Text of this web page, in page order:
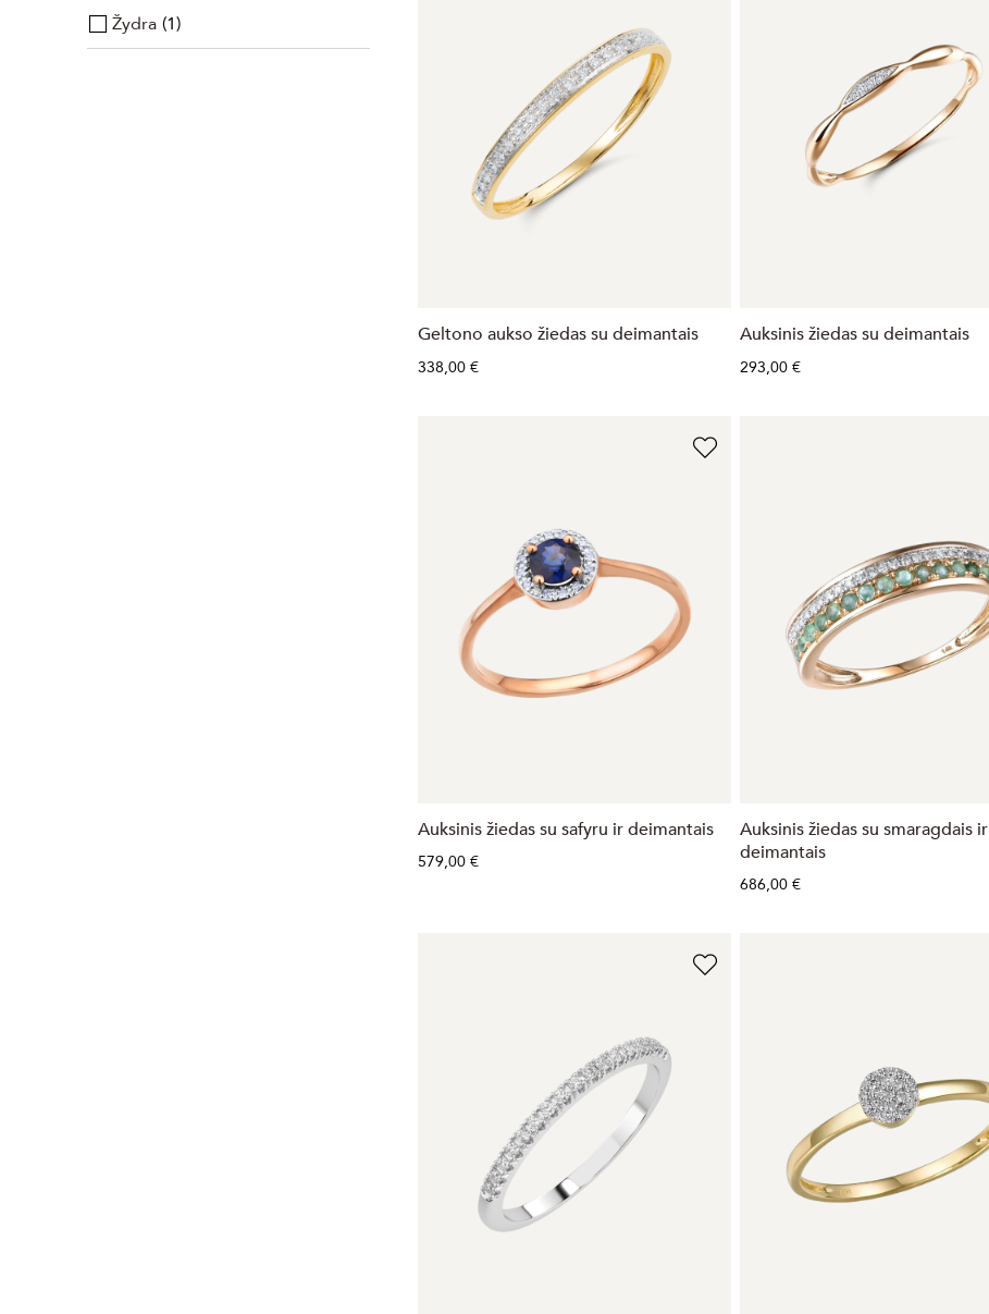
Geltono aukso žiedas su deimantais
338,00 €
Auksinis žiedas su deimantais
293,00 €
Auksinis žiedas su safyru ir deimantais
579,00 €
Auksinis žiedas su smaragdais ir
deimantais
686,00 €
Žydra 1